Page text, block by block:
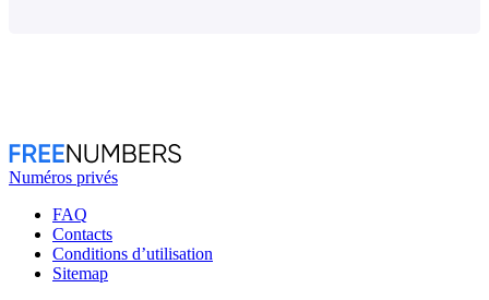
Numéros privés
FAQ
Contacts
Conditions d’utilisation
Sitemap